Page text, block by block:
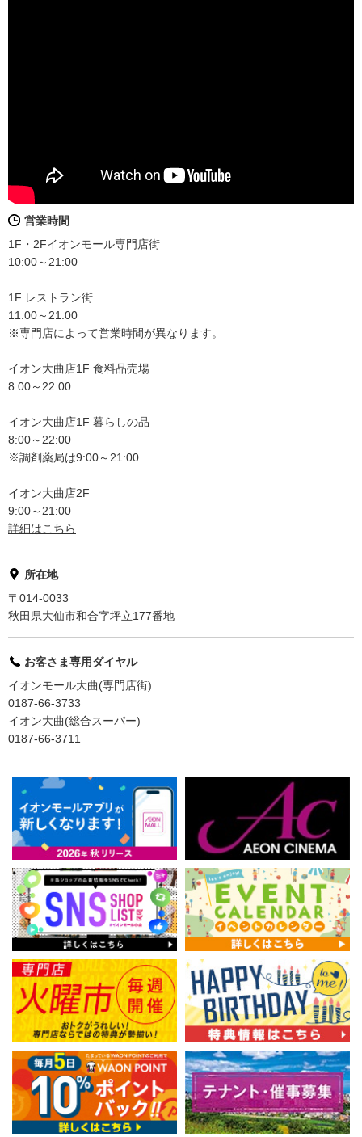
営業時間
1F・2Fイオンモール専門店街
10:00～21:00
1F レストラン街
11:00～21:00
※専門店によって営業時間が異なります。
イオン大曲店1F 食料品売場
8:00～22:00
イオン大曲店1F 暮らしの品
8:00～22:00
※調剤薬局は9:00～21:00
イオン大曲店2F
9:00～21:00
詳細はこちら
所在地
〒014-0033
秋田県大仙市和合字坪立177番地
お客さま専用ダイヤル
イオンモール大曲(専門店街)
0187-66-3733
イオン大曲(総合スーパー)
0187-66-3711